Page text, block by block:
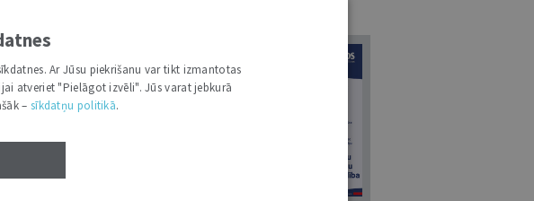
un
7
Ar Jūsu piekrišanu var tikt izmantotas
atveriet "Pielāgot izvēli". Jūs varat jebkurā
– sīkdatņu politikā.